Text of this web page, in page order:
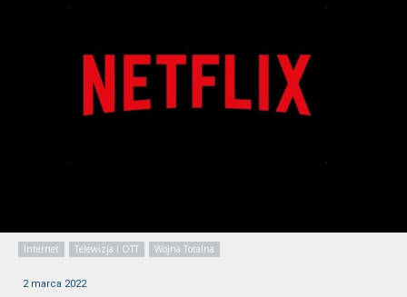
Internet Telewizja i OTT Wojna Totalna
2 marca 2022